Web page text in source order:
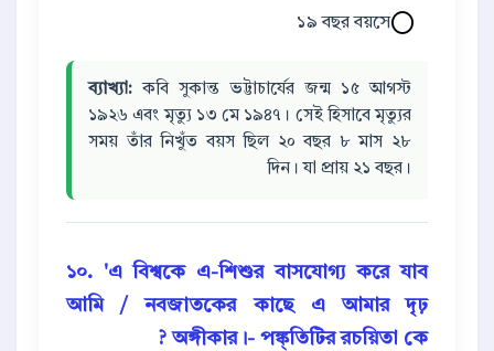
১৯ বছর বয়সে
ব্যাখ্যা: কবি সুকান্ত ভট্টাচার্যের জন্ম ১৫ আগস্ট
১৯২৬ এবং মৃত্যু ১৩ মে ১৯৪৭। সেই হিসাবে মৃত্যুর
সময় তাঁর নিখুঁত বয়স ছিল ২০ বছর ৮ মাস ২৮
দিন। যা প্রায় ২১ বছর।
১০. 'এ বিশ্বকে এ-শিশুর বাসযোগ্য করে যাব
আমি / নবজাতকের কাছে এ আমার দৃঢ়
অঙ্গীকার।- পঙ্ক্তিটির রচয়িতা কে ?